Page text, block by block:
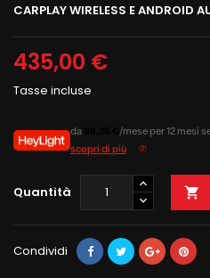
CARPLAY WIRELESS E ANDROID
435,00 €
Tasse incluse
da
/mese per 12 mesi
scopri di più
Quantità 
Condividi